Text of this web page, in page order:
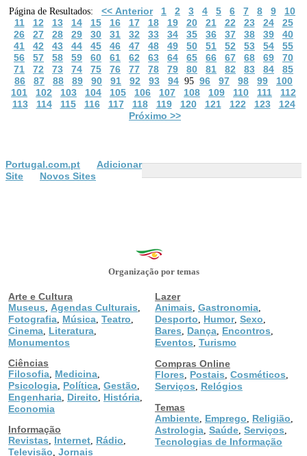
Página de Resultados: << Anterior 1 2 3 4 5 6 7 8 9
10
11
12 13 14 15 16 17 18 19 20 21 22 23 24
25
26
27 28 29 30 31 32 33 34 35 36 37 38 39
40
41
42 43 44 45 46 47 48 49 50 51 52 53 54
55
56
57 58 59 60 61 62 63 64 65 66 67 68 69
70
71
72 73 74 75 76 77 78 79 80 81 82 83 84
85
86
87 88 89 90 91 92 93 94 95 96 97 98 99
100
101
102 103 104 105 106 107 108 109 110 111
112
113
114 115 116 117 118 119 120 121 122 123
124
Próximo >>
Portugal.com.pt
Adicionar
Site
Novos Sites
Organização por temas
Arte e Cultura
Museus
Agendas Culturais
Fotografia Música Teatro
Cinema Literatura
Monumentos
Ciências
Filosofia Medicina
Psicologia Política Gestão
Engenharia Direito História
Economia
Informação
Revistas
Internet Rádio
Televisão Jornais
Lazer
Animais Gastronomia
Desporto Humor, Sexo
Bares Dança Encontros
Eventos Turismo
Compras Online
Flores
Postais Cosméticos
Serviços
Relógios
Temas
Ambiente Emprego Religião
Astrologia Saúde Serviços
Tecnologias de Informação